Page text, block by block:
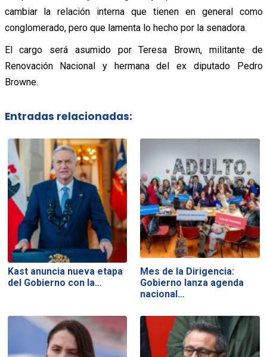
cambiar la relación interna que tienen en general como
conglomerado, pero que lamenta lo hecho por la senadora.
El cargo será asumido por Teresa Brown, militante de
Renovación Nacional y hermana del ex diputado Pedro
Browne.
Entradas relacionadas:
Kast anuncia nueva etapa
del Gobierno con la…
Mes de la Dirigencia:
Gobierno lanza agenda
nacional…